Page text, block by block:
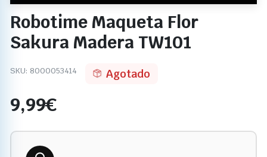
Robotime Maqueta Flor
Sakura Madera TW101
SKU: 8000053414 Agotado
9,99€